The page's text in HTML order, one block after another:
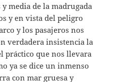
media de la madrugada
y en vista del peligro
y los pasajeros nos
verdadera insistencia la
práctico que nos llevara
ya se dice un inmenso
con mar gruesa y